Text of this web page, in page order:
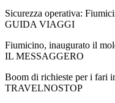
Sicurezza operativa:
GUIDA VIAGGI
Fiumicino, inaugurato il
IL MESSAGGERO
Boom di richieste per i fari
TRAVELNOSTOP